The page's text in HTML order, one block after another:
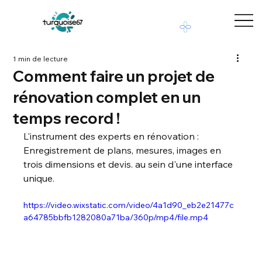
Comment faire un projet de
rénovation complet en un
temps record !
1 min de lecture
L'instrument des experts en rénovation :
Enregistrement de plans, mesures, images en
trois dimensions et devis. au sein d'une interface
unique.
https://video.wixstatic.com/video/4a1d90_eb2e21477c
a64785bbfb1282080a71ba/360p/mp4/file.mp4